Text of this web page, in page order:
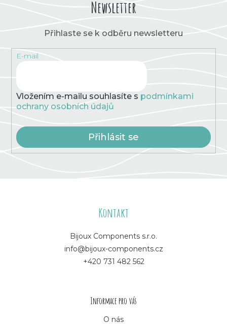
Newsletter
Přihlaste se k odběru newsletteru
E-mail
Vložením e-mailu souhlasíte s podmínkami
ochrany osobních údajů
Přihlásit se
Kontakt
Bijoux Components s.r.o.
info@bijoux-components.cz
+420 731 482 562
Informace pro vás
O nás